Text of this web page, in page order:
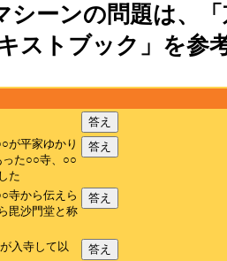
シーンの問題は、
ストブック」を参
答え
が平家ゆかり
た○○寺、○○
た
答え
寺から伝えら
毘沙門堂と称
答え
入寺して以
答え